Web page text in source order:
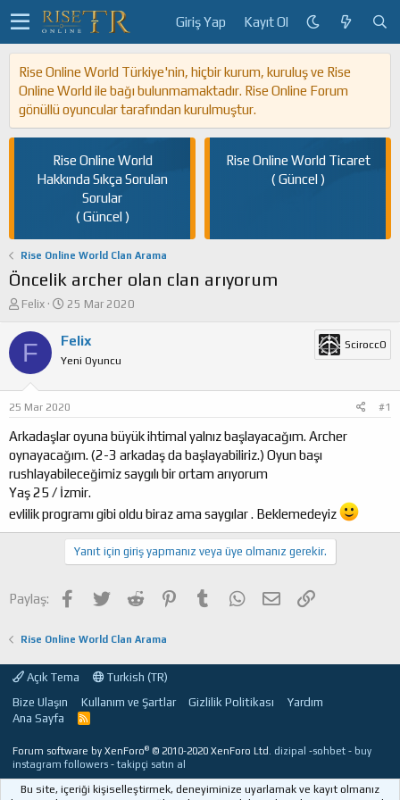
Giriş Yap Kayıt Ol
Rise Online World Türkiye'nin, hiçbir kurum, kuruluş ve Rise
Online World ile bağı bulunmamaktadır. Rise Online Forum
gönüllü oyuncular tarafından kurulmuştur.
Rise Online World
Hakkında Sıkça Sorulan
Sorular
( Güncel )
Rise Online World Ticaret
( Güncel )
Rise Online World Clan Arama
Öncelik archer olan clan arıyorum
K
n
ş
a
t
a
n
Felix
B
ş
a
ç
t
a
r
i
h
25 Mar 2020
F Felix
Yeni Oyuncu
SciroccO
25 Mar 2020 #1
Arkadaşlar oyuna büyük ihtimal yalnız başlayacağım. Archer
oynayacağım. (2-3 arkadaş da başlayabiliriz.) Oyun başı
rushlayabileceğimiz saygılı bir ortam arıyorum
Yaş 25 / İzmir.
evlilik programı gibi oldu biraz ama saygılar . Beklemedeyiz
Yanıt için giriş yapmanız veya üye olmanız gerekir.
Paylaş: Facebook
TwitterReddit PinterestTumblrWhatsApp
E-postaLink
Rise Online World Clan Arama
Açık Tema
Turkish (TR)
Bize Ulaşın
Kullanım ve Şartlar Gizlilik Politikası
Yardım
Ana Sayfa
R
Forum software by XenForo® © 2010-2020 XenForo Ltd. dizipal -sohbet - buy
instagram followers -takipçi satın al
Bu site, içeriği kişiselleştirmek, deneyiminize uyarlamak ve kayıt olmanız